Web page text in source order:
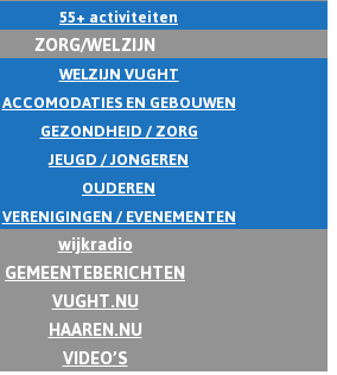
55+ activiteiten
ZORG/WELZIJN
WELZIJN VUGHT
ACCOMODATIES EN GEBOUWEN
GEZONDHEID / ZORG
JEUGD / JONGEREN
OUDEREN
VERENIGINGEN / EVENEMENTEN
wijkradio
GEMEENTEBERICHTEN
VUGHT.NU
HAAREN.NU
VIDEO’S